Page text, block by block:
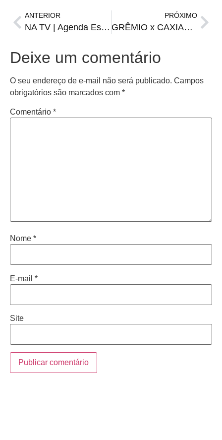
ANTERIOR
NA TV | Agenda Esportiva de domingo, 24 de março
PRÓXIMO
GRÊMIO x CAXIAS | Onde assistir, horário e escalações
Deixe um comentário
O seu endereço de e-mail não será publicado. Campos
obrigatórios são marcados com *
Comentário *
Nome *
E-mail *
Site